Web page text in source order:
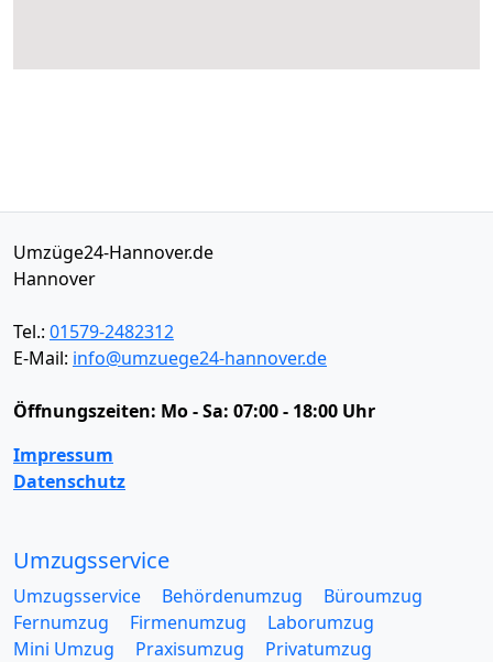
Umzüge24-Hannover.de
Hannover
Tel.: 01579-2482312
E-Mail: info@umzuege24-hannover.de
Öffnungszeiten: Mo - Sa: 07:00 - 18:00 Uhr
Impressum
Datenschutz
Umzugsservice
Umzugsservice Behördenumzug
Büroumzug
Fernumzug
Firmenumzug
Laborumzug
Mini Umzug
Praxisumzug
Privatumzug